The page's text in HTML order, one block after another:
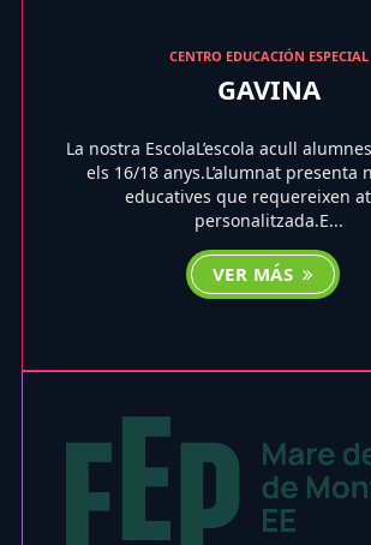
CENTRO EDUCACIÓN ESPECIAL
GAVINA
La nostra EscolaL’escola acull
els 16/18 anys.L’alumnat presenta
educatives que requereixen
personalitzada.E...
VER MÁS